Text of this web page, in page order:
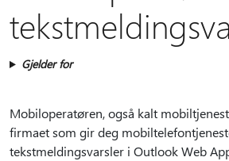
Gjelder for
Mobiloperatøren, også kalt
firmaet som gir deg
tekstmeldingsvarsler i Outlook Web